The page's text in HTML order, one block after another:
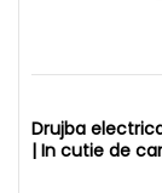
Drujba
| In cutie de